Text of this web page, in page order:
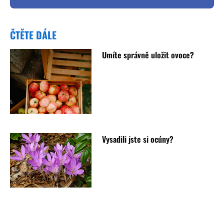
ČTĚTE DÁLE
Umíte správně uložit ovoce?
Vysadili jste si ocúny?